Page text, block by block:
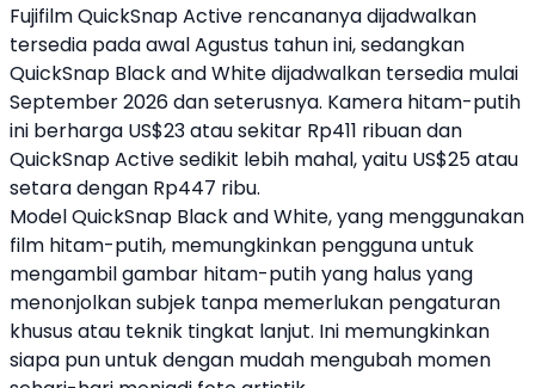
FujifilmQuickSnapActive rencananya dijadwalkan
tersedia pada awal Agustus tahun ini, sedangkan
QuickSnap Black and White dijadwalkan tersedia mulai
September 2026 dan seterusnya. Kamera hitam-putih
ini berharga US$23 atau sekitar Rp411 ribuan dan
QuickSnapActive sedikit lebih mahal, yaitu US$25 atau
setara dengan Rp447 ribu.
ModelQuickSnap Black and White, yang menggunakan
film hitam-putih, memungkinkan pengguna untuk
mengambil gambar hitam-putih yang halus yang
menonjolkan subjek tanpa memerlukan pengaturan
khusus atau teknik tingkat lanjut. Ini memungkinkan
siapa pun untuk dengan mudah mengubah momen